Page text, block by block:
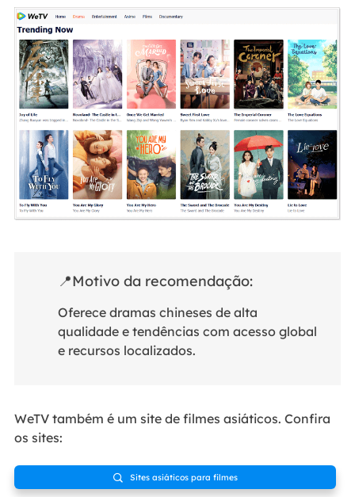
📍Motivo da recomendação:
Oferece dramas chineses de alta
qualidade e tendências com acesso global
e recursos localizados.
WeTV também é um site de filmes asiáticos. Confira
os sites:
 Sites asiáticos para filmes